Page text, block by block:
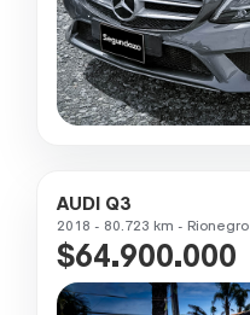
AUDI Q3
2018 - 80.723 km - Rionegro
$64.900.000